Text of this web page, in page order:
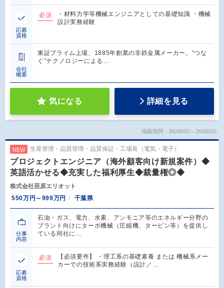
応募
資格
必須
・材料力学等機械エンジニアとしての基礎知識 ・機械
設計実務経験
会社
概要
東証プライム上場、1885年創業の非鉄金属メーカー。“つな
ぐ”テクノロジーによる…
気になる 詳細を見る
掲載期間：26/08/07～26/08/20
NEW 生産管理・品質管理・品質保証・工場長（電気・電子）
プロジェクトエンジニア（海外顧客向け新規案件）◆
英語活かせる◆充実した福利厚生◆裁量権◎◆
株式会社荏原エリオット
550万円～999万円
千葉県
仕事
内容
石油・ガス、電力、水素、アンモニア等のエネルギー分野の
プラント向けにターボ機械（圧縮機、タービン等）を提供し
ている同社に…
応募
資格
必須
【必須要件】 ・理工系の基礎素養 または 機械系メー
カーでの技術系実務経験（設計／…